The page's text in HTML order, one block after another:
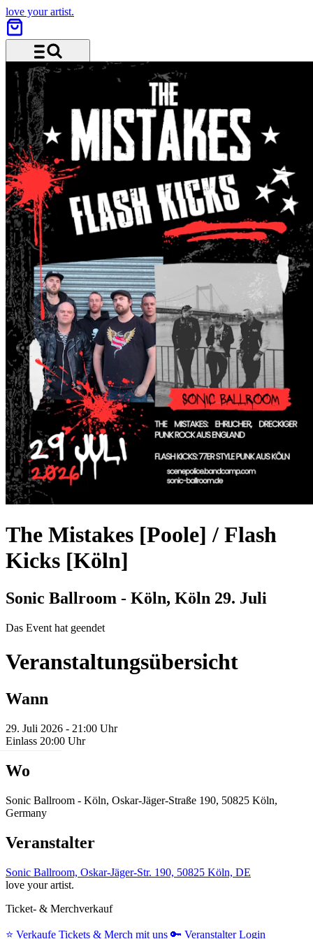
love your artist.
Menü und Suche
The Mistakes [Poole] / Flash
Kicks [Köln]
Sonic Ballroom - Köln, Köln 29. Juli
Das Event hat geendet
Veranstaltungsübersicht
Wann
29. Juli 2026 - 21:00 Uhr
Einlass 20:00 Uhr
Wo
Sonic Ballroom - Köln, Oskar-Jäger-Straße 190, 50825 Köln,
Germany
Veranstalter
Sonic Ballroom, Oskar-Jäger-Str. 190, 50825 Köln, DE
love your artist.
Ticket- & Merchverkauf
⭐️ Verkaufe Tickets & Merch mit uns 🔑 Veranstalter Login